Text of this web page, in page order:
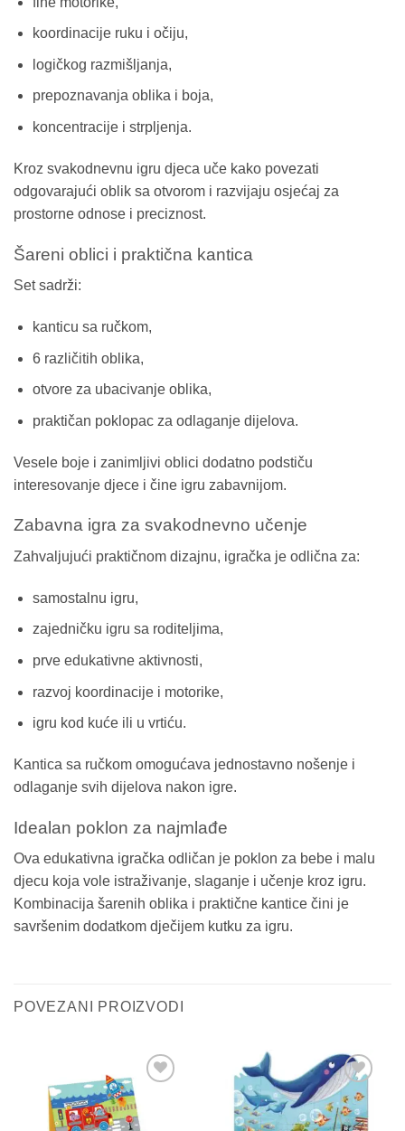
koordinacije ruku i očiju,
logičkog razmišljanja,
prepoznavanja oblika i boja,
koncentracije i strpljenja.
Kroz svakodnevnu igru djeca uče kako povezati
odgovarajući oblik sa otvorom i razvijaju osjećaj za
prostorne odnose i preciznost.
Šareni oblici i praktična kantica
Set sadrži:
kanticu sa ručkom,
6 različitih oblika,
otvore za ubacivanje oblika,
praktičan poklopac za odlaganje dijelova.
Vesele boje i zanimljivi oblici dodatno podstiču
interesovanje djece i čine igru zabavnijom.
Zabavna igra za svakodnevno učenje
Zahvaljujući praktičnom dizajnu, igračka je odlična za:
samostalnu igru,
zajedničku igru sa roditeljima,
prve edukativne aktivnosti,
razvoj koordinacije i motorike,
igru kod kuće ili u vrtiću.
Kantica sa ručkom omogućava jednostavno nošenje i
odlaganje svih dijelova nakon igre.
Idealan poklon za najmlađe
Ova edukativna igračka odličan je poklon za bebe i malu
djecu koja vole istraživanje, slaganje i učenje kroz igru.
Kombinacija šarenih oblika i praktične kantice čini je
savršenim dodatkom dječijem kutku za igru.
POVEZANI PROIZVODI
Sačuvaj
proizvod
Sačuvaj
proizvod